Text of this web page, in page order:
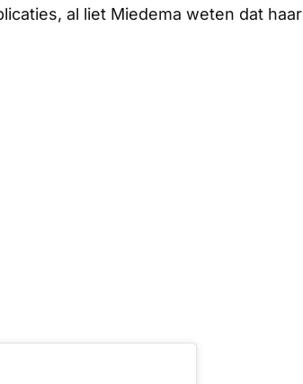
al liet Miedema weten dat haar